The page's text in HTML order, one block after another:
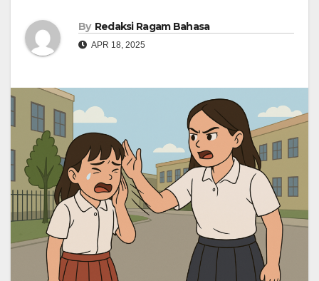
By Redaksi Ragam Bahasa
APR 18, 2025